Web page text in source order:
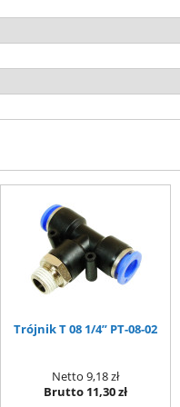
Trójnik T 08 1/4” PT-08-02
Netto 9,18 zł
Brutto 11,30 zł